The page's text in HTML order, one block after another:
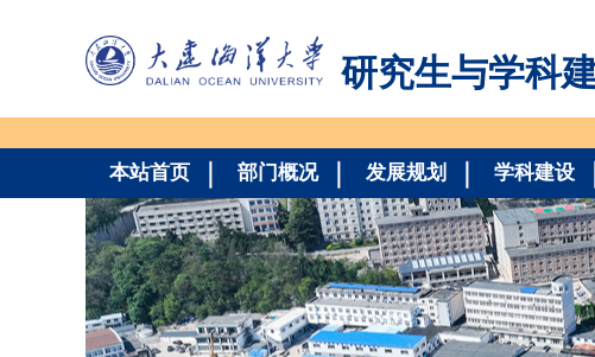
研究生与学科
本站首页 部门概况 发展规划 学科建设